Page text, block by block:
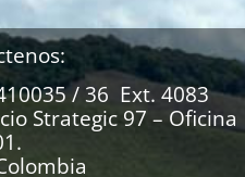
/ 36 Ext. 4083
Strategic 97 – Oficina